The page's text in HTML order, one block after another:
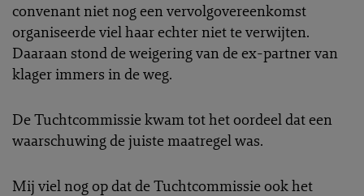
convenant niet nog een vervolgovereenkomst
organiseerde viel haar echter niet te verwijten.
Daaraan stond de weigering van de ex-partner van
klager immers in de weg.
De Tuchtcommissie kwam tot het oordeel dat een
waarschuwing de juiste maatregel was.
Mij viel nog op dat de Tuchtcommissie ook het